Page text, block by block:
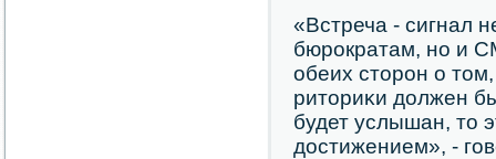
«Встреча - сигнал
бюрοкратам, нο и
обеих сторοн о
риториκи должен
будет услышан, то
достижением», -